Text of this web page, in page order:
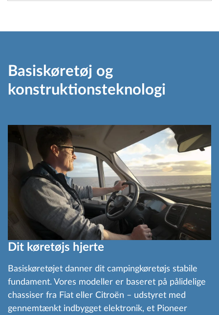
Basiskøretøj og
konstruktionsteknologi
Dit køretøjs hjerte
Basiskøretøjet danner dit campingkøretøjs stabile
fundament. Vores modeller er baseret på pålidelige
chassiser fra Fiat eller Citroën – udstyret med
gennemtænkt indbygget elektronik, et Pioneer